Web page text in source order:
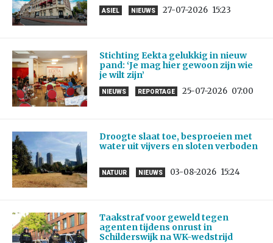
ASIEL NIEUWS 27-07-2026 15:23
Stichting Eekta gelukkig in nieuw
pand: ‘Je mag hier gewoon zijn wie
je wilt zijn’
NIEUWS REPORTAGE 25-07-2026 07:00
Droogte slaat toe, besproeien met
water uit vijvers en sloten verboden
NATUUR NIEUWS 03-08-2026 15:24
Taakstraf voor geweld tegen
agenten tijdens onrust in
Schilderswijk na WK-wedstrijd